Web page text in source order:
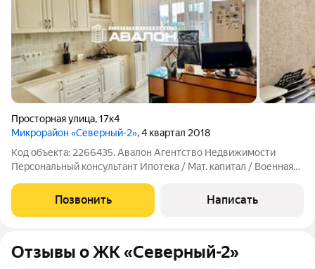
Просторная улица,17к4
Микрорайон «Северный-2», 4 квартал 2018
Код объекта: 2266435. Авалон Агентство Недвижимости
Персональный консультант Ипотека / Мат. капитал / Военная
школой и садом. Индивидуальное отопление; Кондиционер;
Ремонт в светлых тонах; При
Позвонить Написать
Отзывы о ЖК «Северный-2»